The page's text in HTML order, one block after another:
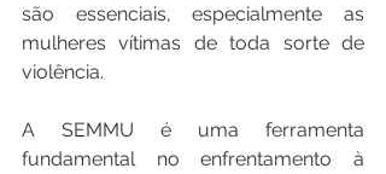
são essenciais, especialmente as
mulheres vítimas de toda sorte de
violência.
A SEMMU é uma ferramenta
fundamental no enfrentamento à